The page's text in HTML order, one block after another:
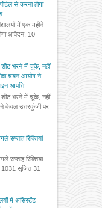
से करना होगा
में एक महीने
आवेदन, 10
शीट भरने में चूके, नहीं
सेवा चयन आयोग ने
आपत्ति
शीट भरने में चूके, नहीं
ने केवल उत्तरकुंजी पर
सप्ताह रिक्तियां
सप्ताह रिक्तियां
1031 सृजित 31
में असिस्टेंट